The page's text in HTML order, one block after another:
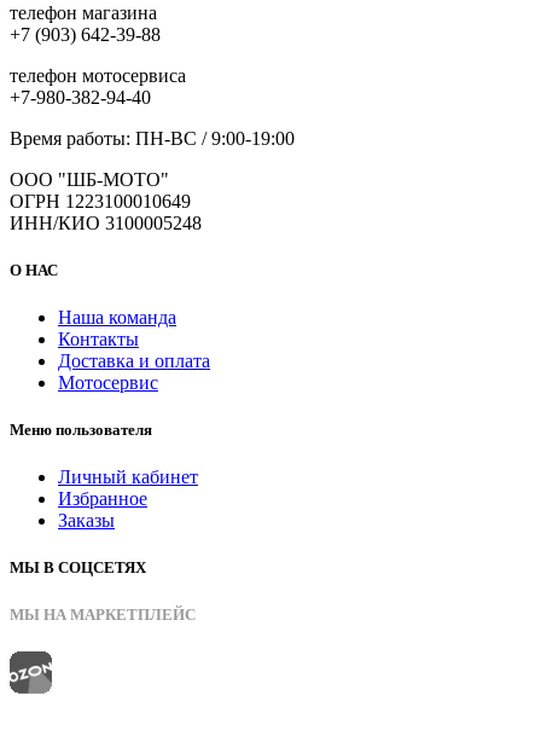
телефон магазина
+7 (903) 642-39-88
телефон мотосервиса
+7-980-382-94-40
Время работы: ПН-ВС / 9:00-19:00
ООО "ШБ-МОТО"
ОГРН 1223100010649
ИНН/КИО 3100005248
О НАС
Наша команда
Контакты
Доставка и оплата
Мотосервис
Меню пользователя
Личный кабинет
Избранное
Заказы
МЫ В СОЦСЕТЯХ
МЫ НА МАРКЕТПЛЕЙС